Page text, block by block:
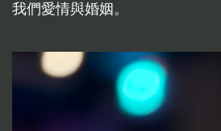
我們愛情與婚姻。